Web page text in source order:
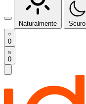
Naturalmente Scuro
0
0